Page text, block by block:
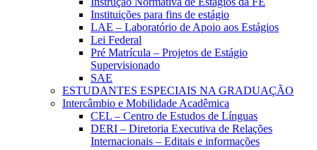
Instituições para fins de estágio
LAE – Laboratório de Apoio aos Estágios
Lei Federal
Pré Matrícula – Projetos de Estágio
Supervisionado
SAE
ESTUDANTES ESPECIAIS NA GRADUAÇÃO
Intercâmbio e Mobilidade Acadêmica
CEL – Centro de Estudos de Línguas
DERI – Diretoria Executiva de Relações
Internacionais – Editais e informações